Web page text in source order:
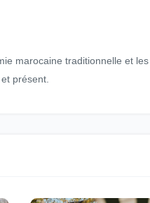
marocaine traditionnelle et
présent.